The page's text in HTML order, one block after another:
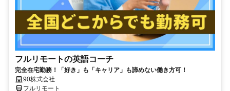
フルリモートの英語コーチ
完全在宅勤務！「好き」も「キャリア」も諦めない働き方可！
90株式会社
フルリモート